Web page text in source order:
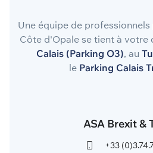
Une équipe de
Côte d'Opale se tient à votre
Calais (Parking O3), au
le Parking Calais
ASA Brexit &
+33